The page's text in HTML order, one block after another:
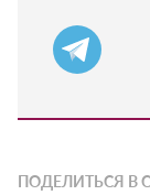
ПОДЕЛИТЬСЯ В